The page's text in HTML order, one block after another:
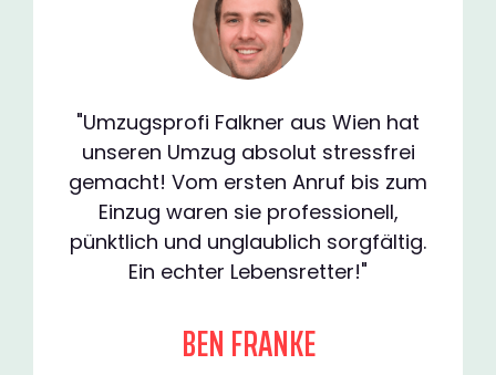
"Umzugsprofi Falkner aus Wien hat
unseren Umzug absolut stressfrei
gemacht! Vom ersten Anruf bis zum
Einzug waren sie professionell,
pünktlich und unglaublich sorgfältig.
Ein echter Lebensretter!"
BEN FRANKE